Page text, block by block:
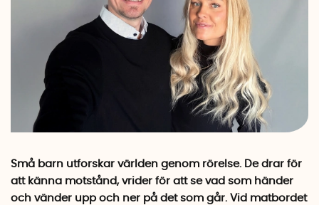
Små barn utforskar världen genom rörelse. De drar för
att känna motstånd, vrider för att se vad som händer
och vänder upp och ner på det som går. Vid matbordet